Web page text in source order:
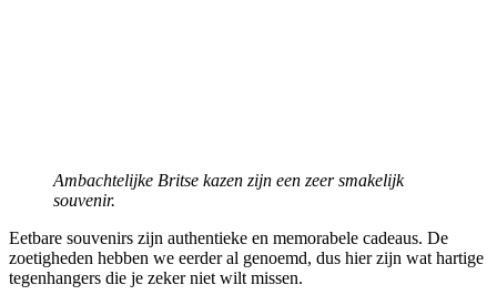
Ambachtelijke Britse kazen zijn een zeer smakelijk
souvenir.
Eetbare souvenirs zijn authentieke en memorabele cadeaus. De
zoetigheden hebben we eerder al genoemd, dus hier zijn wat hartige
tegenhangers die je zeker niet wilt missen.